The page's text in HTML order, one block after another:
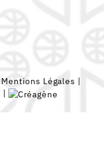
Mentions Légales |
|